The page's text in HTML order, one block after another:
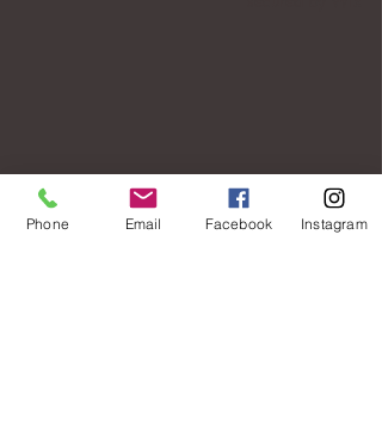
Phone Email Facebook Instagram